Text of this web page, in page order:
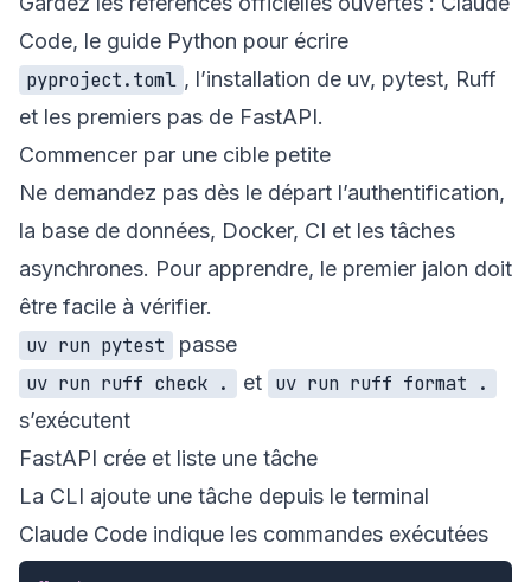
Code, le guide Python pour écrire
pyproject.toml , l’installation de uv, pytest, Ruff
et les premiers pas de FastAPI.
Commencer par une cible petite
Ne demandez pas dès le départ l’authentification,
la base de données, Docker, CI et les tâches
asynchrones. Pour apprendre, le premier jalon doit
être facile à vérifier.
uv run pytest
passe
uv run ruff check .
et uv run ruff format .
s’exécutent
FastAPI crée et liste une tâche
La CLI ajoute une tâche depuis le terminal
Claude Code indique les commandes exécutées